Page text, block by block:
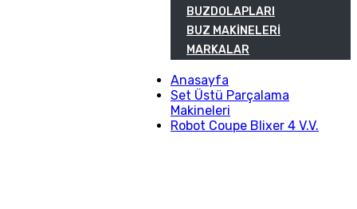
BUZDOLAPLARI
BUZ MAKINELERI
MARKALAR
Anasayfa
Set Üstü Parçalama
Makineleri
Robot Coupe Blixer 4 V.V.